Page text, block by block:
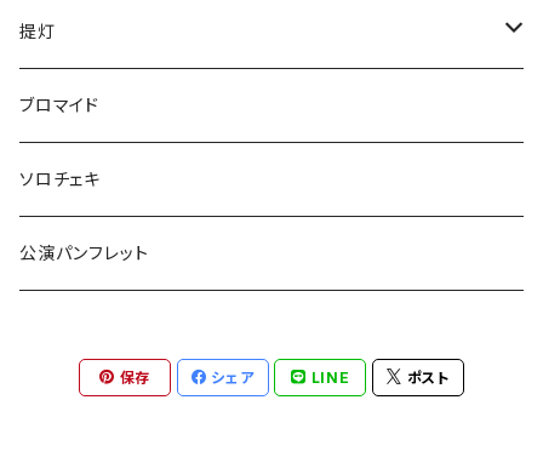
have life
五色ロケットえんぴつ
『F・＋2』
激熱
OvObインプロライブ！！
提灯
have life
ご自宅発送
ご自宅発送以外
五色ロケットえんぴつ
ご自宅発送
守りたいのはなんですか。
舞台「激熱」2022
ブロマイド
ソロチェキ
公演パンフレット
保存 シェア LINE ポスト